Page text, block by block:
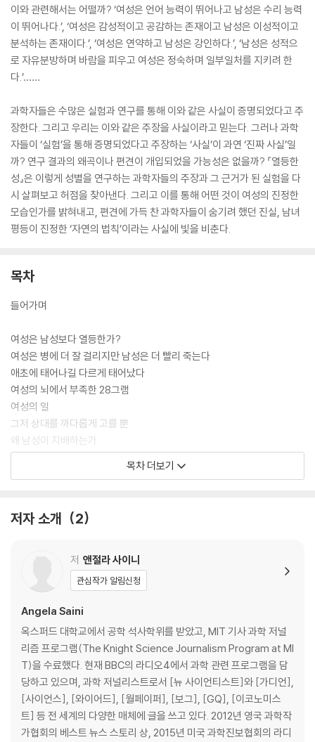
이와 관련해서는 어떨까? ‘여성은 언어 능력이 뛰어나고 남성은 수리 능력
이 뛰어나다.’, ‘여성은 감성적이고 공감하는 존재이고 남성은 이성적이고
분석하는 존재이다.’, ‘여성은 연약하고 남성은 강인하다.’, ‘남성은 성적으
로 자유분방하며 바람을 피우고 여성은 정숙하며 일부일처를 지키려 한
다.’……
과학자들은 수많은 실험과 연구를 통해 이와 같은 사실이 증명되었다고 주
장한다. 그리고 우리는 이와 같은 주장을 사실이라고 믿는다. 그러나 과학
자들이 ‘실험’을 통해 증명되었다고 주장하는 ‘사실’이 과연 ‘진짜 사실’일
까? 연구 결과의 왜곡이나 편견이 개입되었을 가능성은 없을까? 『열등한
성』은 이렇게 성별을 연구하는 과학자들의 주장과 그 근거가 된 실험을 다
시 살펴보고 허점을 찾아낸다. 그리고 이를 통해 어떤 것이 여성의 진정한
모습인가를 밝혀내고, 편견에 가득 찬 과학자들이 숨기려 했던 진실, 남녀
평등이 진정한 ‘자연의 법칙’이라는 사실에 빛을 비춘다.
목차
들어가며
여성은 남성보다 열등한가?
여성은 병에 더 잘 걸리지만 남성은 더 빨리 죽는다
애초에 태어나길 다르게 태어났다
여성의 뇌에서 부족한 28그램
여성의 일
그저 상대를 까다롭게 고를 뿐
왜 남성이 지배하는가
늙어도 죽지 않은 여자
참고 자료
목차 더보기
저자 소개 2
저 앤절라 사이니
관심작가 알림신청
Angela Saini
옥스퍼드 대학교에서 공학 석사학위를 받았고, MIT 기사 과학 저널
리즘 프로그램(The Knight Science Journalism Program at MI
T)을 수료했다. 현재 BBC의 라디오4에서 과학 관련 프로그램을 담
당하고 있으며, 과학 저널리스트로서 [뉴 사이언티스트]와 [가디언],
[사이언스], [와이어드], [월페이퍼], [보그], [GQ], [이코노미스
트] 등 전 세계의 다양한 매체에 글을 쓰고 있다. 2012년 영국 과학작
가협회의 베스트 뉴스 스토리 상, 2015년 미국 과학진보협회의 라디